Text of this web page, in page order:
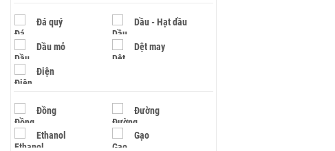
Đá quý Dầu - Hạt dầu
Dầu mỏ Dệt may
Điện
Đồng Đường
Ethanol Gạo